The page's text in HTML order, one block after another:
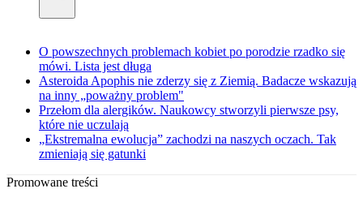
O powszechnych problemach kobiet po porodzie rzadko się
mówi. Lista jest długa
Asteroida Apophis nie zderzy się z Ziemią. Badacze wskazują
na inny „poważny problem"
Przełom dla alergików. Naukowcy stworzyli pierwsze psy,
które nie uczulają
„Ekstremalna ewolucja” zachodzi na naszych oczach. Tak
zmieniają się gatunki
Promowane treści